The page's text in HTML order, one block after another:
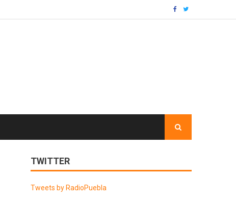
TWITTER
Tweets by RadioPuebla